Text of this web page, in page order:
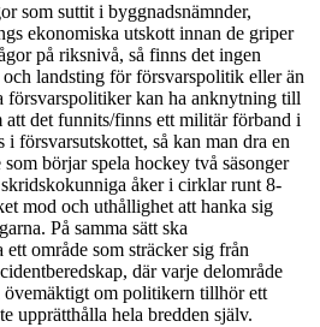
som suttit i byggnadsnämnder,
ekonomiska utskott innan de griper
på riksnivå, så finns det ingen
landsting för försvarspolitik eller än
försvarspolitiker kan ha anknytning till
att det funnits/finns ett militär förband i
i försvarsutskottet, så kan man dra en
börjar spela hockey två säsonger
åker i cirklar runt 8-
mod och uthållighet att hanka sig
På samma sätt ska
område som sträcker sig från
där varje delområde
övemäktigt om politikern tillhör ett
upprätthålla hela bredden själv.